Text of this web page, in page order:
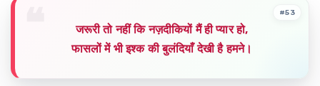
जरूरी तो नहीं कि नज़दीकियों मैं ही प्यार हो,
फासलों में भी इश्क की बुलंदियाँ देखी है हमने।
#53